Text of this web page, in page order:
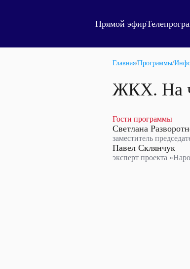
Прямой эфир
Главная/Программы/
ЖКХ. На
Гости программы
Светлана
заместитель
Павел Склянчук
эксперт проекта